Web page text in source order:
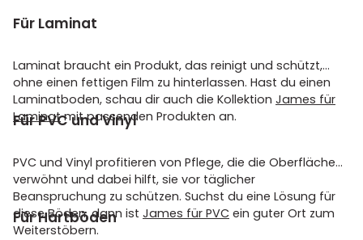
Für Laminat
Laminat braucht ein Produkt, das reinigt und schützt,
ohne einen fettigen Film zu hinterlassen. Hast du einen
Laminatboden, schau dir auch die Kollektion James für
Laminatmit passenden Produkten an.
Für PVC und Vinyl
PVC und Vinyl profitieren von Pflege, die die Oberfläche
verwöhnt und dabei hilft, sie vor täglicher
Beanspruchung zu schützen. Suchst du eine Lösung für
diese Böden, dann ist James für PVC ein guter Ort zum
Weiterstöbern.
Für Hartböden